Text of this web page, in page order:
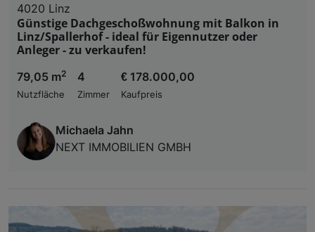
4020 Linz
Günstige Dachgeschoßwohnung mit Balkon in
Linz/Spallerhof - ideal für Eigennutzer oder
Anleger - zu verkaufen!
79,05 m2
Nutzfläche
4
Zimmer
€ 178.000,00
Kaufpreis
Michaela Jahn
NEXT IMMOBILIEN GMBH